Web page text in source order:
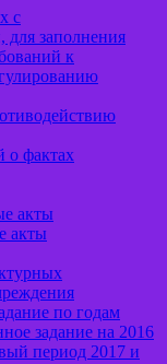
с
для заполнения
к
о фактах
акты
акты
по годам
задание на 2016
период 2017 и